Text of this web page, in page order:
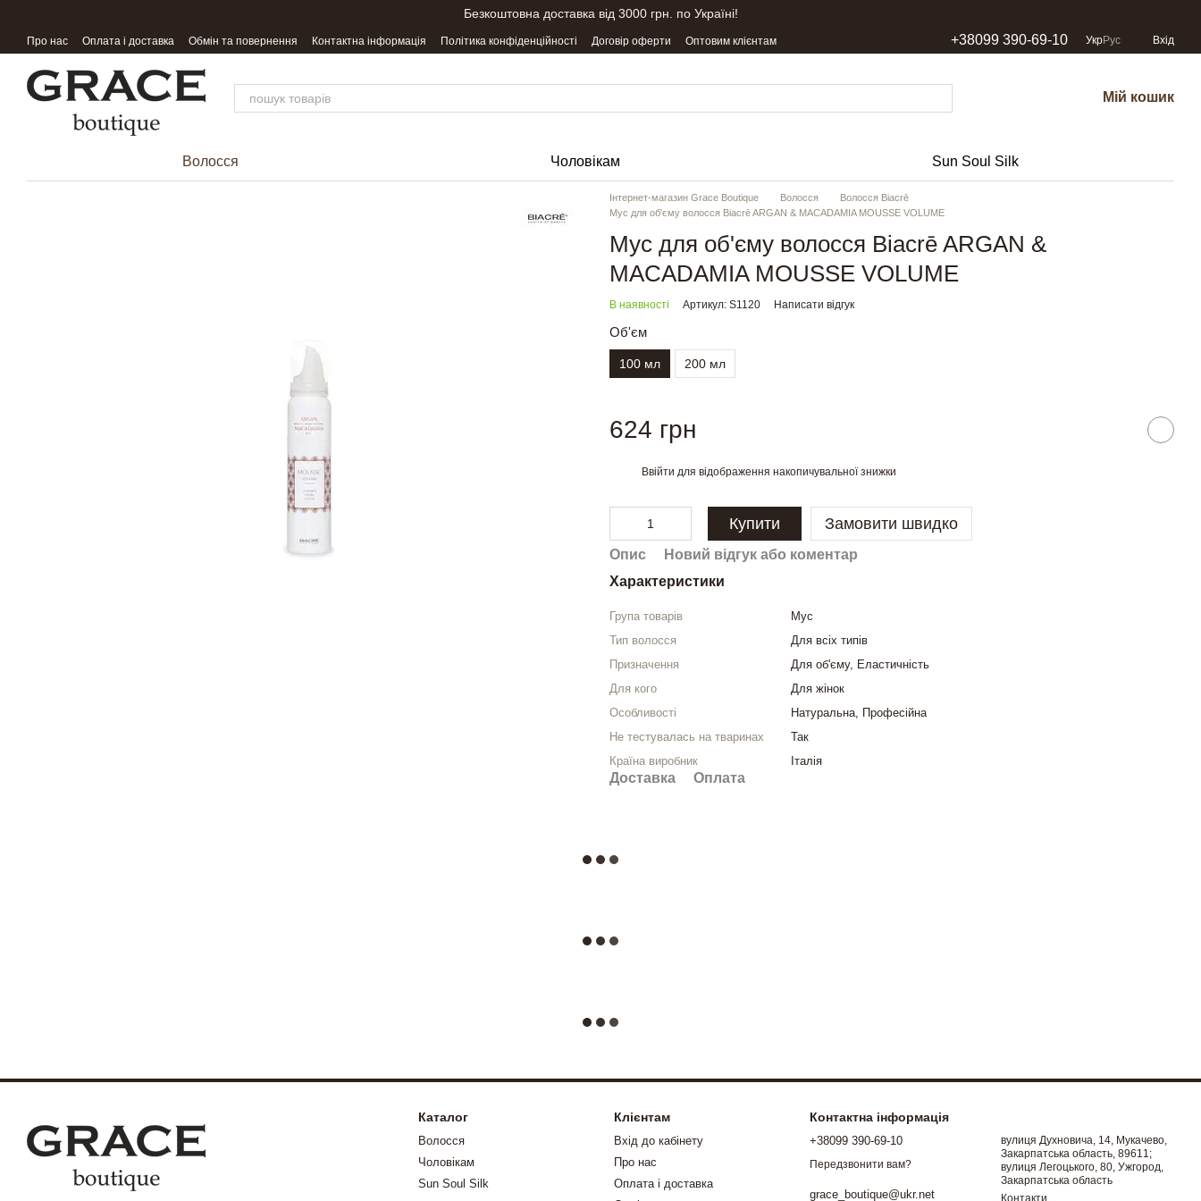
Безкоштовна доставка від 3000 грн. по Україні!
Про нас Оплата і доставка Обмін та повернення Контактна інформація Політика конфіденційності Договір оферти Оптовим клієнтам +38099 390-69-10 УкрРус Вхід
Мій кошик
Волосся Чоловікам Sun Soul Silk
Інтернет-магазин Grace Boutique Волосся
Волосся Biacrē
Мус для об'єму волосся Biacrē ARGAN & MACADAMIA MOUSSE VOLUME
Мус для об'єму волосся Biacrē ARGAN &
MACADAMIA MOUSSE VOLUME
В наявності Артикул: S1120 Написати відгук
Об'єм
100 мл 200 мл
624 грн
Ввійти для відображення накопичувальної знижки
Купити Замовити швидко
Опис
Новий відгук або коментар
Характеристики
Група товарів
Мус
Тип волосся
Для всіх типів
Призначення
Для об'єму, Еластичність
Для кого
Для жінок
Особливості
Натуральна, Професійна
Не тестувалась на тваринах
Так
Країна виробник
Італія
Доставка Оплата
Каталог
Волосся
Чоловікам
Sun Soul Silk
Клієнтам
Вхід до кабінету
Про нас
Оплата і доставка
Контактна інформація
+38099 390-69-10
Передзвонити вам?
grace_boutique@ukr.net
вулиця Духновича, 14, Мукачево,
Закарпатська область, 89611;
вулиця Легоцького, 80, Ужгород,
Закарпатська область
Контакти